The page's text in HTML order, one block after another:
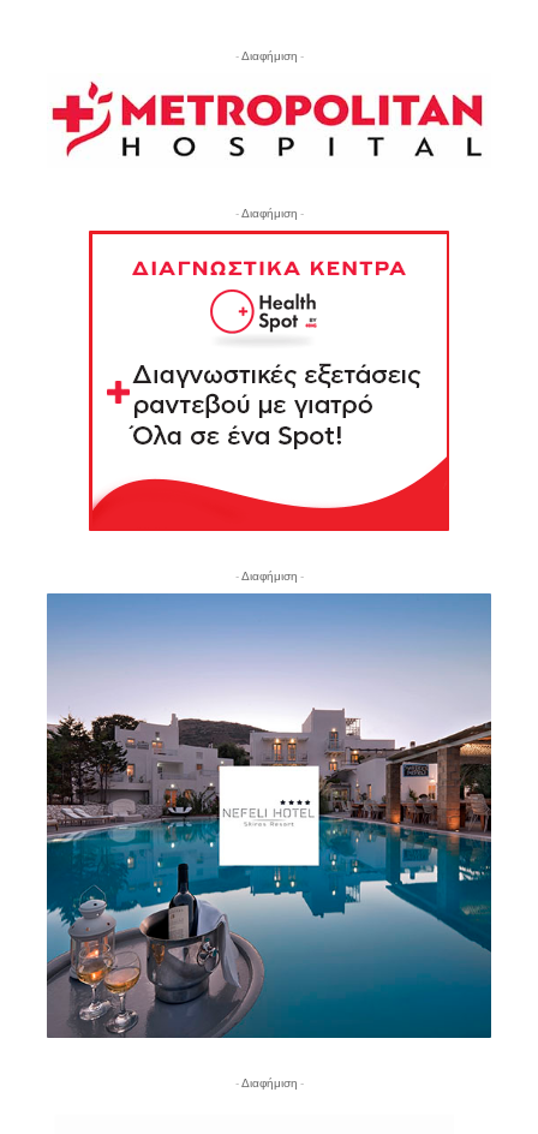
- Διαφήμιση -
- Διαφήμιση -
- Διαφήμιση -
- Διαφήμιση -